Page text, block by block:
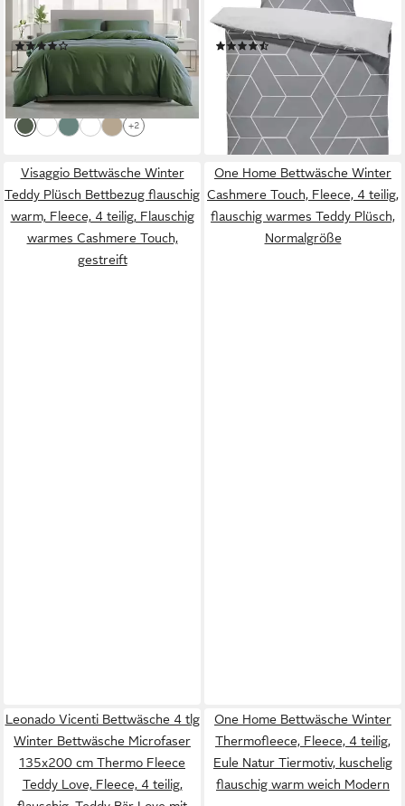
Kissenbezügen und
Bettbezügen, 4 teilig,
Bettbezug und Kissenbezug
mit Reißverschluss, weich,
hypoallergen
(13)
ab 21,99 € UVP 25,99 €
-15%
lieferbar - in 2-3 Werktagen bei dir
+2
Geometrisch Grafisch
modern, Knitterfrei Weich für
Sommer und Winter
(56)
ab 18,50 € UVP 34,90 €
-47%
lieferbar - in 2-3 Werktagen bei dir
Visaggio Bettwäsche Winter
Teddy Plüsch Bettbezug flauschig
warm, Fleece, 4 teilig, Flauschig
warmes Cashmere Touch,
gestreift
One Home Bettwäsche Winter
Cashmere Touch, Fleece, 4 teilig,
flauschig warmes Teddy Plüsch,
Normalgröße
Leonado Vicenti Bettwäsche 4 tlg
Winter Bettwäsche Microfaser
135x200 cm Thermo Fleece
Teddy Love, Fleece, 4 teilig,
One Home Bettwäsche Winter
Thermofleece, Fleece, 4 teilig,
Eule Natur Tiermotiv, kuschelig
flauschig warm weich Modern